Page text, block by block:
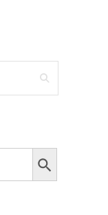
Search Button